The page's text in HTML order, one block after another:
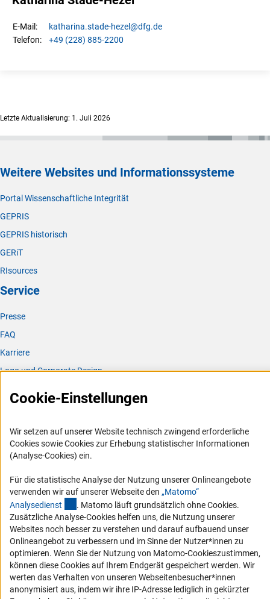
E-Mail: katharina.stade-hezel@dfg.de
Telefon:
+49 (228) 885-2200
Letzte Aktualisierung: 1. Juli 2026
Weitere Websites und Informationssysteme
Portal Wissenschaftliche Integrität
GEPRIS
GEPRIS historisch
GERiT
RIsources
Service
Presse
FAQ
Karriere
Logo und Corporate Design
Barrierefreiheit
Erklärung zur Barrierefreiheit
Barriere melden
DFG-aktuell
Erhalten Sie Neuigkeiten aus der DFG direkt in Ihr Mailpostfach oder
schauen Sie sich die Ausgaben online an.
Cookie-Einstellungen
Wir setzen auf unserer Website technisch zwingend erforderliche
Cookies sowie Cookies zur Erhebung statistischer Informationen
(Analyse-Cookies) ein.
Für die statistische Analyse der Nutzung unserer Onlineangebote
verwenden wir auf unserer Webseite den „Matomo“
Analysedienst (externer Link)
. Matomo läuft grundsätzlich ohne Cookies.
Zusätzliche Analyse-Cookies helfen uns, die Nutzung unserer
Websites noch besser zu verstehen und darauf aufbauend unser
Onlineangebot zu verbessern und im Sinne der Nutzer*innen zu
optimieren. Wenn Sie der Nutzung von Matomo-Cookieszustimmen,
können diese Cookies auf Ihrem Endgerät gespeichert werden. Wir
werten das Verhalten von unseren Webseitenbesucher*innen
anonymisiert aus, indem wir ihre IP-Adresse lediglich in gekürzter